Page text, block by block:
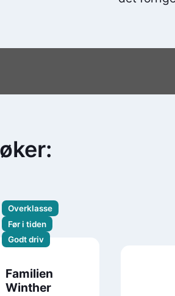
Overklasse
Før i tiden
Godt driv
Familien
Winther